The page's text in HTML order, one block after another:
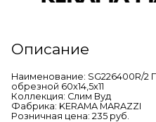
Описание
Наименование: SG226400R/2
обрезной 60х14,5х11
Коллекция: Слим Вуд
Фабрика: KERAMA MARAZZI
Розничная цена: 235 руб.